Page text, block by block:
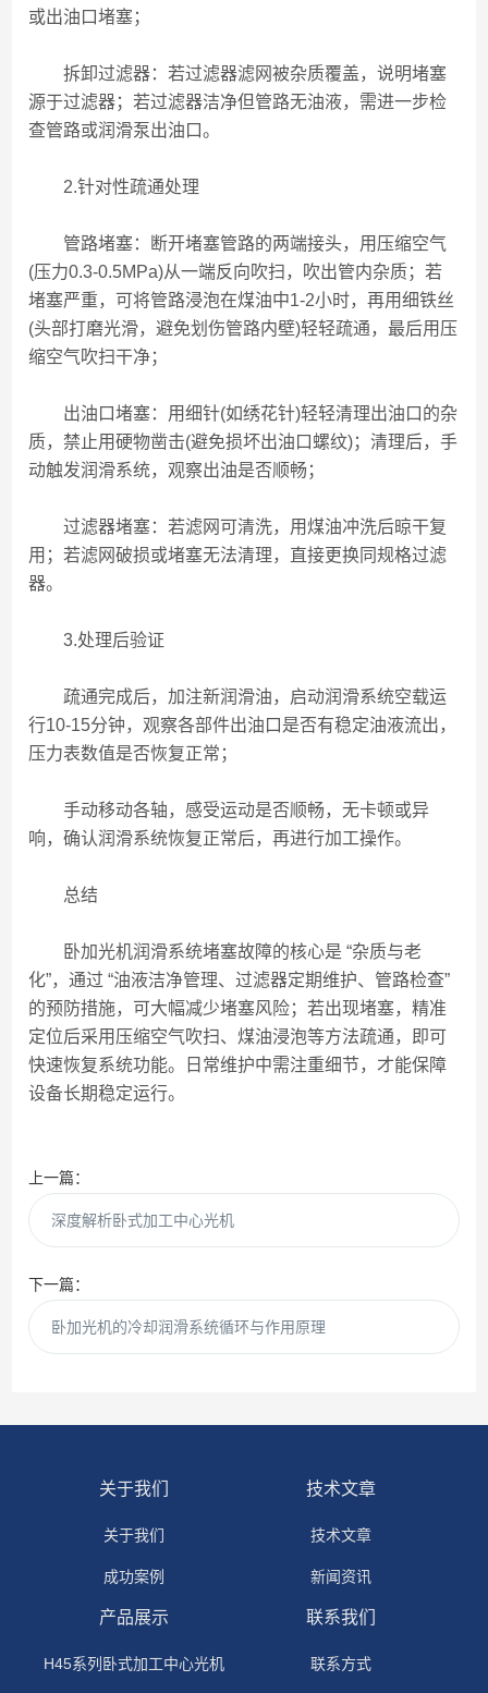
或出油口堵塞；
拆卸过滤器：若过滤器滤网被杂质覆盖，说明堵塞
源于过滤器；若过滤器洁净但管路无油液，需进一步检
查管路或润滑泵出油口。
2.针对性疏通处理
管路堵塞：断开堵塞管路的两端接头，用压缩空气
(压力0.3-0.5MPa)从一端反向吹扫，吹出管内杂质；若
堵塞严重，可将管路浸泡在煤油中1-2小时，再用细铁丝
(头部打磨光滑，避免划伤管路内壁)轻轻疏通，最后用压
缩空气吹扫干净；
出油口堵塞：用细针(如绣花针)轻轻清理出油口的杂
质，禁止用硬物凿击(避免损坏出油口螺纹)；清理后，手
动触发润滑系统，观察出油是否顺畅；
过滤器堵塞：若滤网可清洗，用煤油冲洗后晾干复
用；若滤网破损或堵塞无法清理，直接更换同规格过滤
器。
3.处理后验证
疏通完成后，加注新润滑油，启动润滑系统空载运
行10-15分钟，观察各部件出油口是否有稳定油液流出，
压力表数值是否恢复正常；
手动移动各轴，感受运动是否顺畅，无卡顿或异
响，确认润滑系统恢复正常后，再进行加工操作。
总结
卧加光机润滑系统堵塞故障的核心是 “杂质与老
化”，通过 “油液洁净管理、过滤器定期维护、管路检查”
的预防措施，可大幅减少堵塞风险；若出现堵塞，精准
定位后采用压缩空气吹扫、煤油浸泡等方法疏通，即可
快速恢复系统功能。日常维护中需注重细节，才能保障
设备长期稳定运行。
上一篇：
深度解析卧式加工中心光机
下一篇：
卧加光机的冷却润滑系统循环与作用原理
关于我们
关于我们
成功案例
技术文章
技术文章
新闻资讯
产品展示
H45系列卧式加工中心光机
联系我们
联系方式